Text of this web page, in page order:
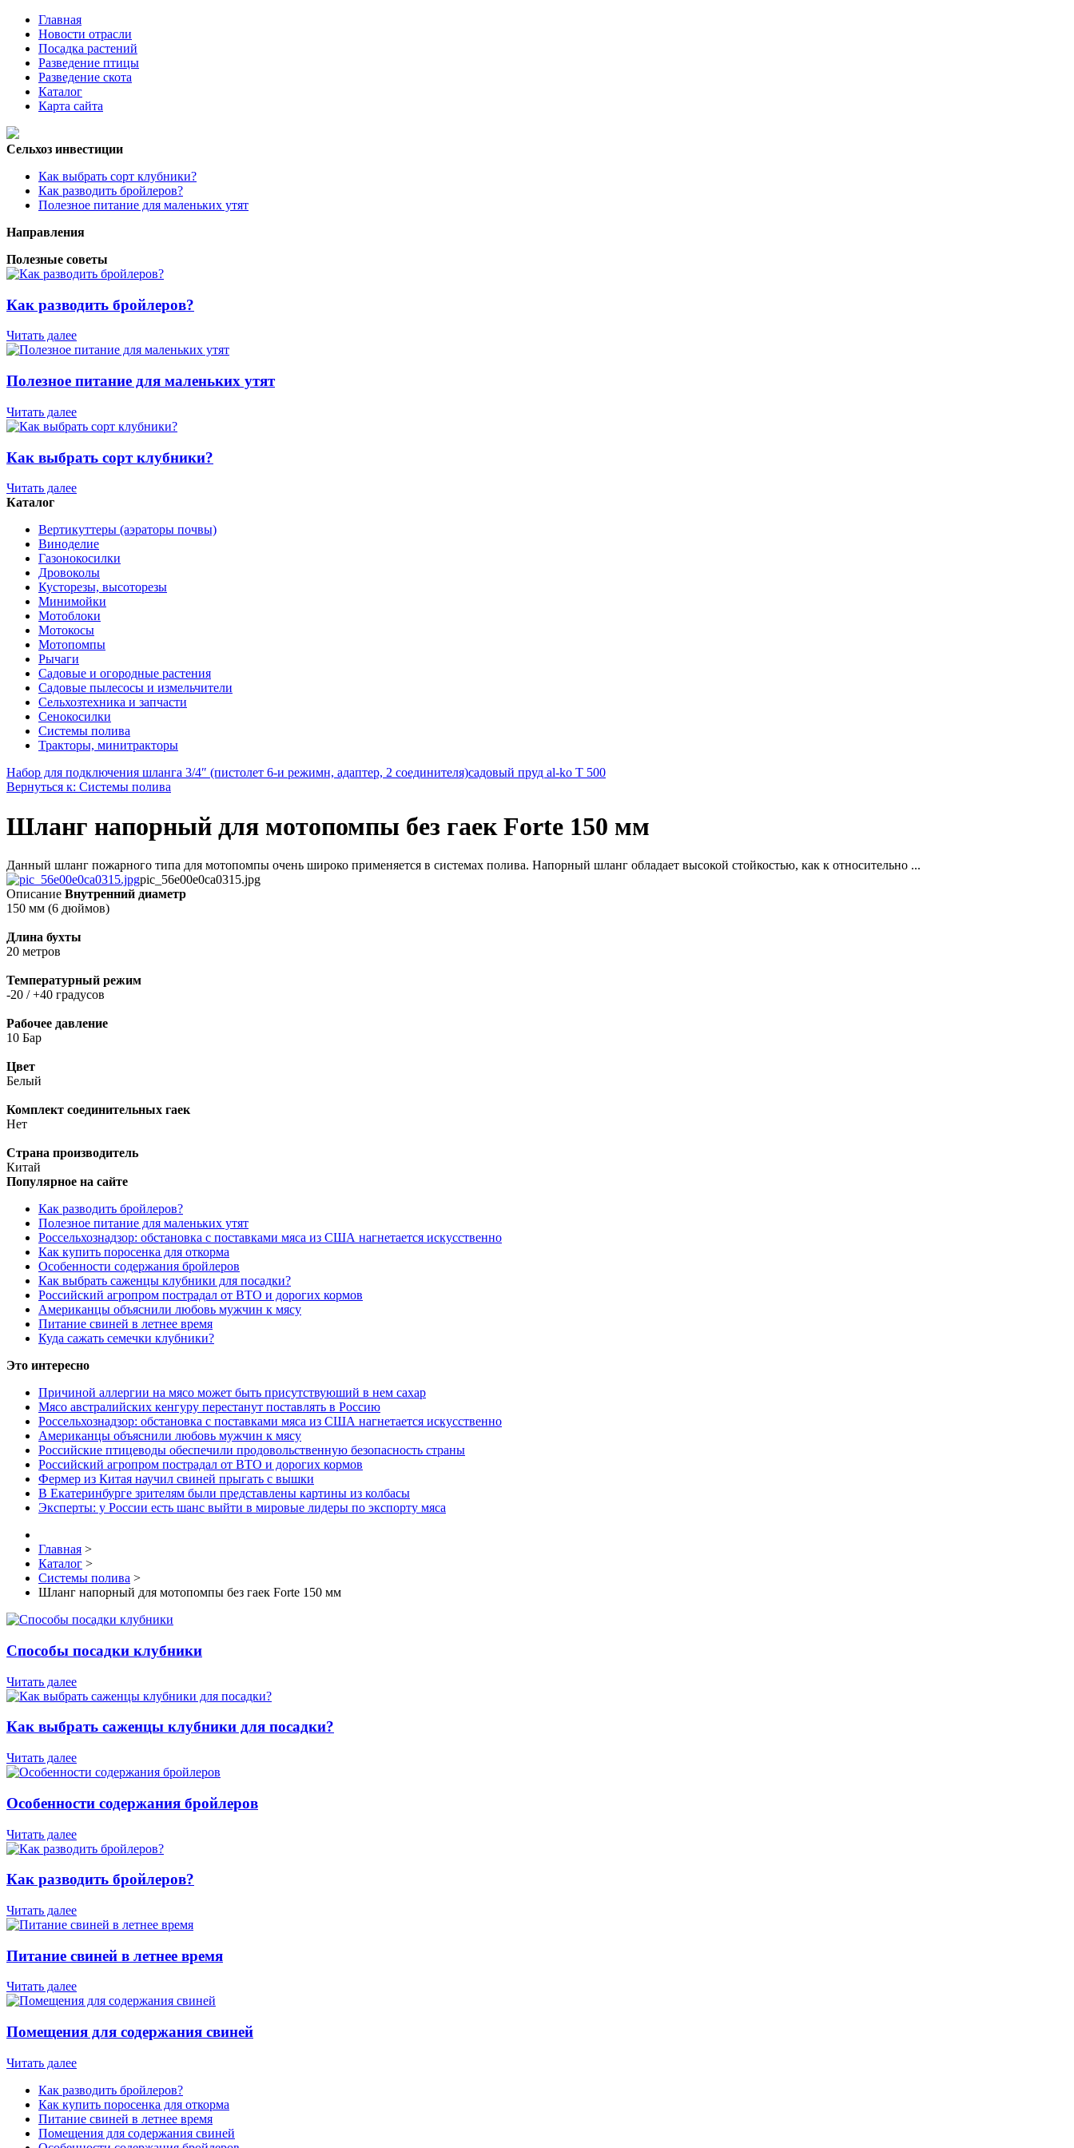
Главная
Новости отрасли
Посадка растений
Разведение птицы
Разведение скота
Каталог
Карта сайта
Сельхоз инвестиции
Как выбрать сорт клубники?
Как разводить бройлеров?
Полезное питание для маленьких утят
Направления
Полезные советы
Как разводить бройлеров?
Читать далее
Полезное питание для маленьких утят
Читать далее
Как выбрать сорт клубники?
Читать далее
Каталог
Вертикуттеры (аэраторы почвы)
Виноделие
Газонокосилки
Дровоколы
Кусторезы, высоторезы
Минимойки
Мотоблоки
Мотокосы
Мотопомпы
Рычаги
Садовые и огородные растения
Садовые пылесосы и измельчители
Сельхозтехника и запчасти
Сенокосилки
Системы полива
Тракторы, минитракторы
Набор для подключения шланга 3/4″ (пистолет 6-и режимн, адаптер, 2 соединителя)садовый пруд al-ko T 500
Вернуться к: Системы полива
Шланг напорный для мотопомпы без гаек Forte 150 мм
Данный шланг пожарного типа для мотопомпы очень широко применяется в системах полива. Напорный шланг обладает высокой стойкостью, как к относительно ...
pic_56e00e0ca0315.jpg
Описание Внутренний диаметр
150 мм (6 дюймов)
Длина бухты
20 метров
Температурный режим
-20 / +40 градусов
Рабочее давление
10 Бар
Цвет
Белый
Комплект соединительных гаек
Нет
Страна производитель
Китай
Популярное на сайте
Как разводить бройлеров?
Полезное питание для маленьких утят
Россельхознадзор: обстановка с поставками мяса из США нагнетается искусственно
Как купить поросенка для откорма
Особенности содержания бройлеров
Как выбрать саженцы клубники для посадки?
Российский агропром пострадал от ВТО и дорогих кормов
Американцы объяснили любовь мужчин к мясу
Питание свиней в летнее время
Куда сажать семечки клубники?
Это интересно
Причиной аллергии на мясо может быть присутствуюший в нем сахар
Мясо австралийских кенгуру перестанут поставлять в Россию
Россельхознадзор: обстановка с поставками мяса из США нагнетается искусственно
Американцы объяснили любовь мужчин к мясу
Российские птицеводы обеспечили продовольственную безопасность страны
Российский агропром пострадал от ВТО и дорогих кормов
Фермер из Китая научил свиней прыгать с вышки
В Екатеринбурге зрителям были представлены картины из колбасы
Эксперты: у России есть шанс выйти в мировые лидеры по экспорту мяса
Главная >
Каталог >
Системы полива >
Шланг напорный для мотопомпы без гаек Forte 150 мм
Способы посадки клубники
Читать далее
Как выбрать саженцы клубники для посадки?
Читать далее
Особенности содержания бройлеров
Читать далее
Как разводить бройлеров?
Читать далее
Питание свиней в летнее время
Читать далее
Помещения для содержания свиней
Читать далее
Как разводить бройлеров?
Как купить поросенка для откорма
Питание свиней в летнее время
Помещения для содержания свиней